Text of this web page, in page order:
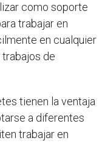
como soporte
trabajar en
en cualquier
de
tienen la ventaja
a diferentes
trabajar en